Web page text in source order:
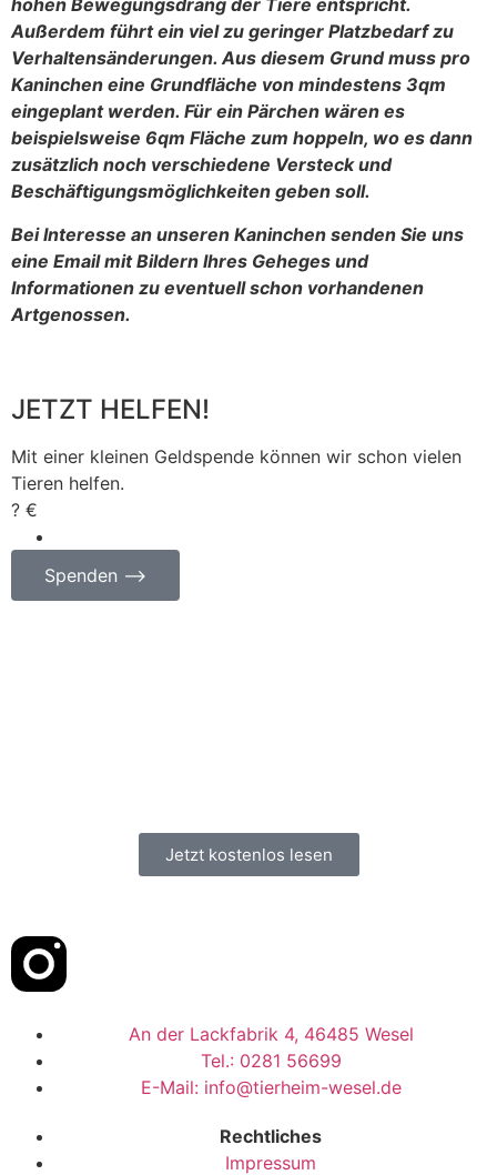
hohen Bewegungsdrang der Tiere entspricht.
Außerdem führt ein viel zu geringer Platzbedarf zu
Verhaltensänderungen. Aus diesem Grund muss pro
Kaninchen eine Grundfläche von mindestens 3qm
eingeplant werden. Für ein Pärchen wären es
beispielsweise 6qm Fläche zum hoppeln, wo es dann
zusätzlich noch verschiedene Versteck und
Beschäftigungsmöglichkeiten geben soll.
Bei Interesse an unseren Kaninchen senden Sie uns
eine Email mit Bildern Ihres Geheges und
Informationen zu eventuell schon vorhandenen
Artgenossen.
JETZT HELFEN!
Mit einer kleinen Geldspende können wir schon vielen
Tieren helfen.
? €
Spenden ⟶
Jetzt kostenlos lesen
An der Lackfabrik 4, 46485 Wesel
Tel.: 0281 56699
E-Mail: info@tierheim-wesel.de
Rechtliches
Impressum